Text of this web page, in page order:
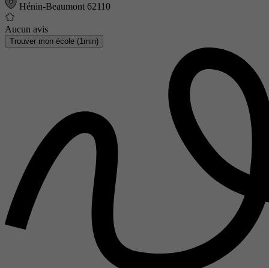
Hénin-Beaumont 62110
Aucun avis
Trouver mon école (1min)